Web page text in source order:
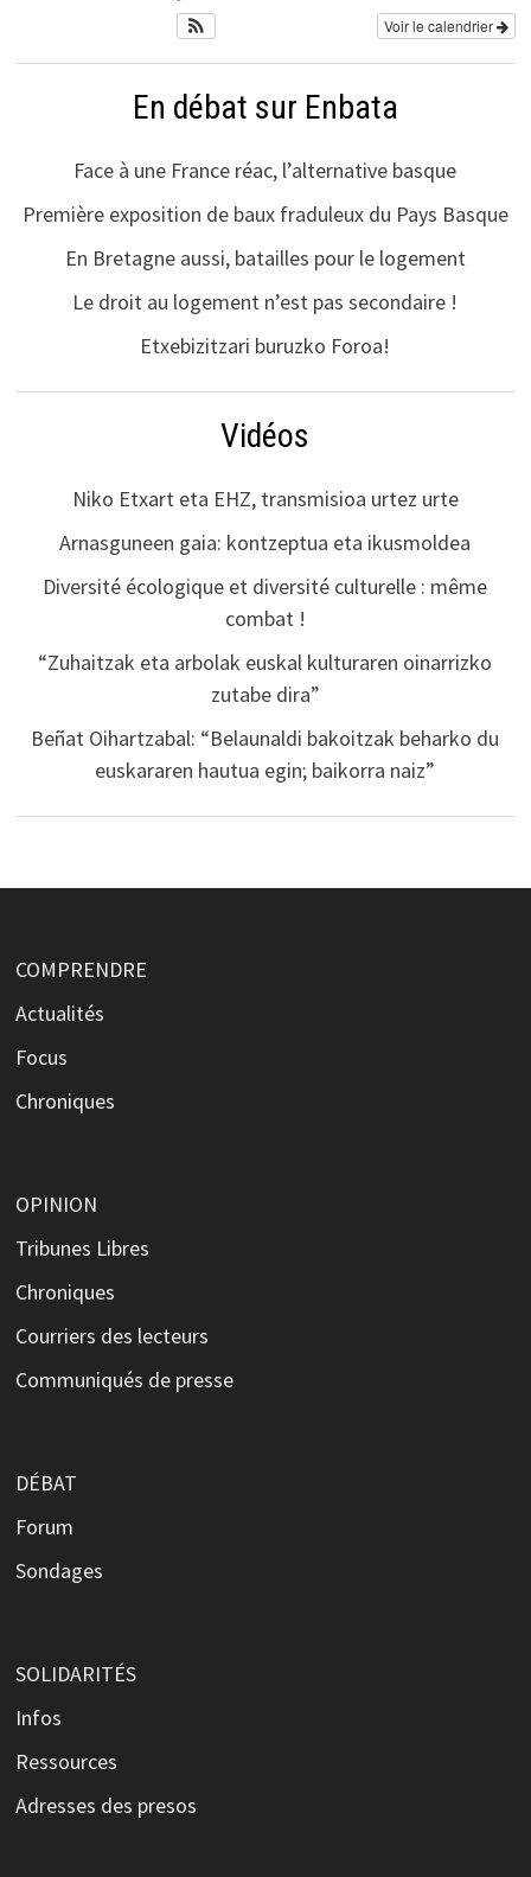
Voir le calendrier
En débat sur Enbata
Face à une France réac, l’alternative basque
Première exposition de baux fraduleux du Pays Basque
En Bretagne aussi, batailles pour le logement
Le droit au logement n’est pas secondaire !
Etxebizitzari buruzko Foroa!
Vidéos
Niko Etxart eta EHZ, transmisioa urtez urte
Arnasguneen gaia: kontzeptua eta ikusmoldea
Diversité écologique et diversité culturelle : même
combat !
“Zuhaitzak eta arbolak euskal kulturaren oinarrizko
zutabe dira”
Beñat Oihartzabal: “Belaunaldi bakoitzak beharko du
euskararen hautua egin; baikorra naiz”
COMPRENDRE
Actualités
Focus
Chroniques
OPINION
Tribunes Libres
Chroniques
Courriers des lecteurs
Communiqués de presse
DÉBAT
Forum
Sondages
SOLIDARITÉS
Infos
Ressources
Adresses des presos